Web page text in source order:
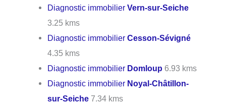
Diagnostic immobilierVern-sur-Seiche
3.25 kms
Diagnostic immobilierCesson-Sévigné
4.35 kms
Diagnostic immobilier Domloup 6.93 kms
Diagnostic immobilier Noyal-Châtillon-
sur-Seiche 7.34 kms